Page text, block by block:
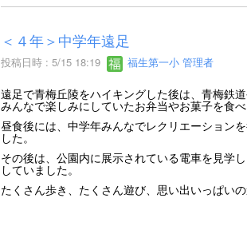
＜４年＞中学年遠足
投稿日時 : 5/15 18:19 福生第一小 管理者
遠足で青梅丘陵をハイキングした後は、青梅鉄道
みんなで楽しみにしていたお弁当やお菓子を食
昼食後には、中学年みんなでレクリエーション
した。
その後は、公園内に展示されている電車を見学
していました。
たくさん歩き、たくさん遊び、思い出いっぱいの